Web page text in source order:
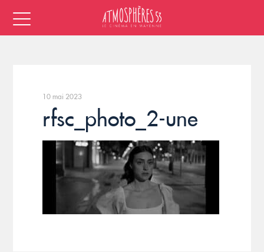
10 mai 2023
rfsc_photo_2-une